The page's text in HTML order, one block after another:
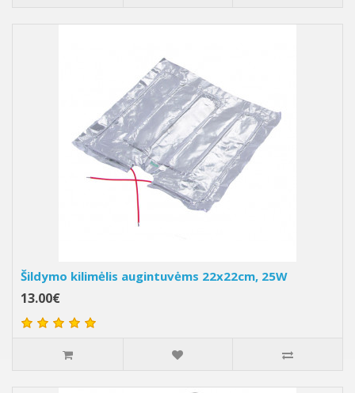
Šildymo kilimėlis augintuvėms 22x22cm, 25W
13.00€